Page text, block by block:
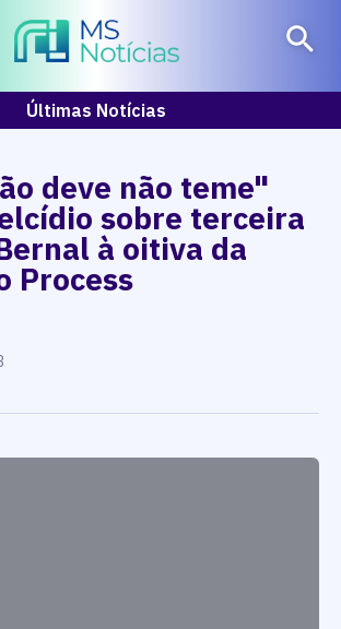
Últimas Notícias
deve não teme"
sobre terceira
à oitiva da
Process